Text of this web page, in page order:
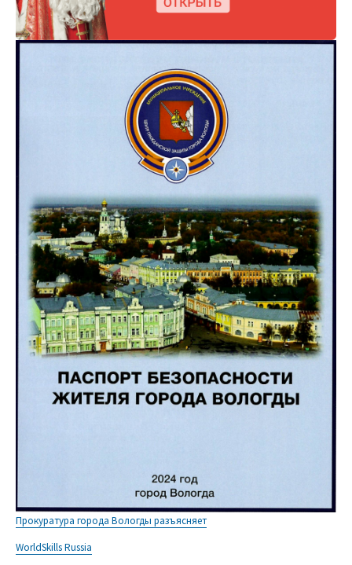
Прокуратура города Вологды разъясняет
WorldSkills Russia